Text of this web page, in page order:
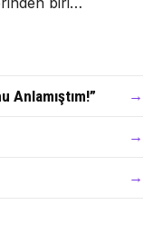
Anlamıştım!” →
→
→